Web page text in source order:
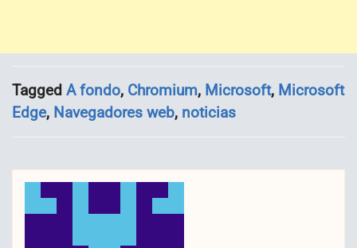
Tagged A fondo, Chromium, Microsoft, Microsoft
Edge, Navegadores web, noticias